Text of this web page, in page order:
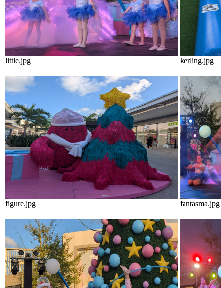
little.jpg kerling.jpg
figure.jpg fantasma.jpg